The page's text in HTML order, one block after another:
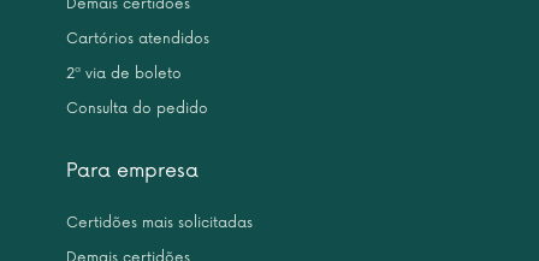
Demais certidões
Cartórios atendidos
2ª via de boleto
Consulta do pedido
Para empresa
Certidões mais solicitadas